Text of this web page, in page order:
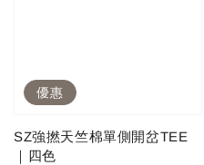
優惠
SZ強撚天竺棉單側開岔TEE
｜四色